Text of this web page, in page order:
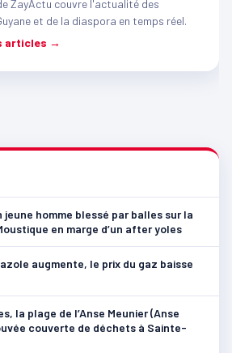
ZayActu couvre l'actualité des
et de la diaspora en temps réel.
articles →
homme blessé par balles sur la
en marge d’un after yoles
augmente, le prix du gaz baisse
la plage de l’Anse Meunier (Anse
couverte de déchets à Sainte-